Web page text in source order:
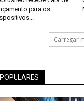
para os
Carregar
POPULARES